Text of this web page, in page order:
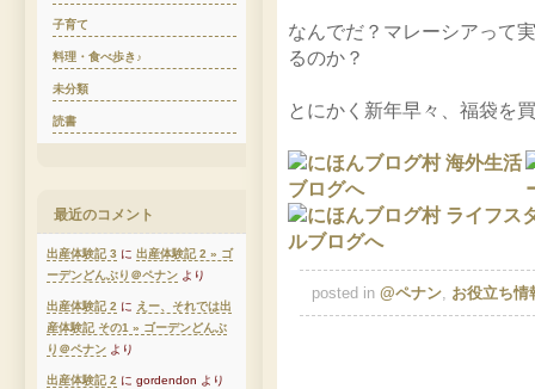
なんでだ？マレーシアって
るのか？
とにかく新年早々、福袋を
posted in @ペナン, お役立ち情
子育て
料理・食べ歩き♪
未分類
読書
最近のコメント
出産体験記 3 に 出産体験記 2 » ゴ
ーデンどんぶり＠ペナン より
出産体験記 2 に えー、それでは出
産体験記 その1 » ゴーデンどんぶ
り＠ペナン より
出産体験記 2 に gordendon より